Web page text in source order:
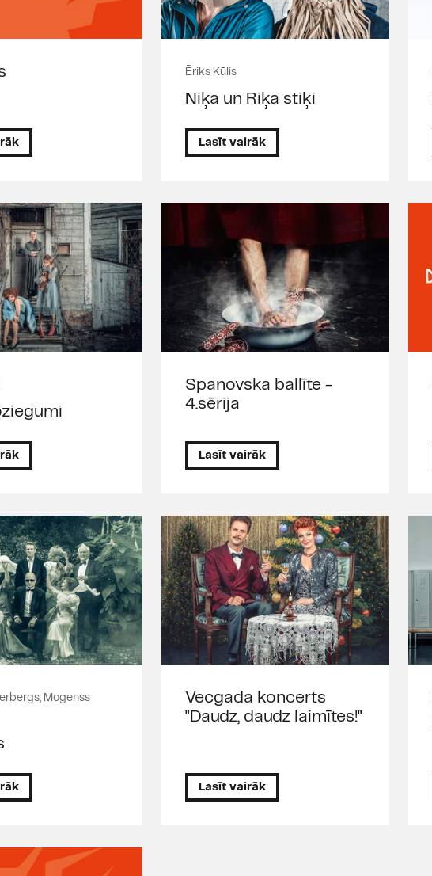
Ēriks Kūlis
Niķa un Riķa stiķi
Lasīt vairāk
Spanovska ballīte -
4.sērija
Lasīt vairāk
Mogenss
Vecgada koncerts
"Daudz, daudz laimītes!"
Lasīt vairāk